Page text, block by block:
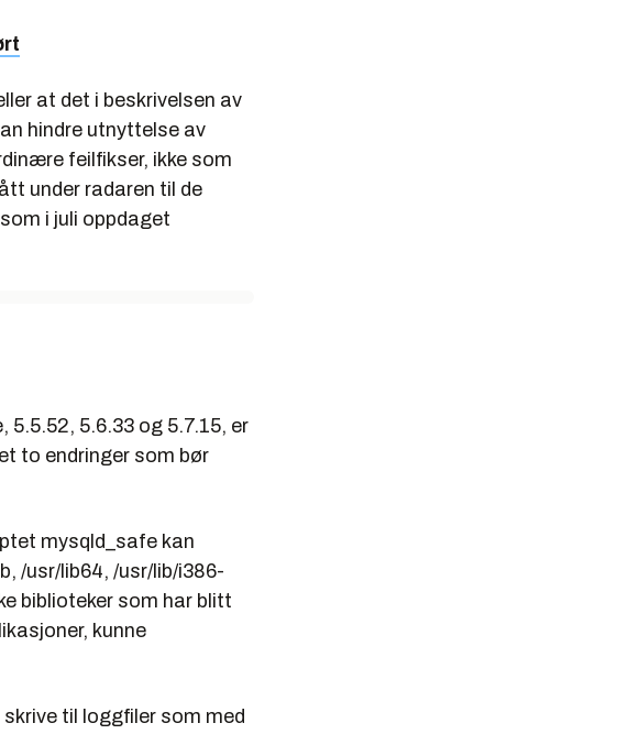
at det i beskrivelsen av
hindre utnyttelse av
feilfikser, ikke som
under radaren til de
i juli oppdaget
5.6.33 og 5.7.15, er
to endringer som bør
mysqld_safe kan
/usr/lib64, /usr/lib/i386-
biblioteker som har blitt
kunne
til loggfiler som med